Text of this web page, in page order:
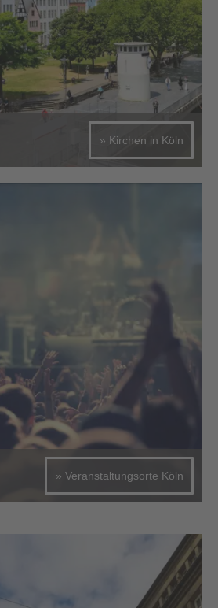
» Kirchen in Köln
» Veranstaltungsorte Köln